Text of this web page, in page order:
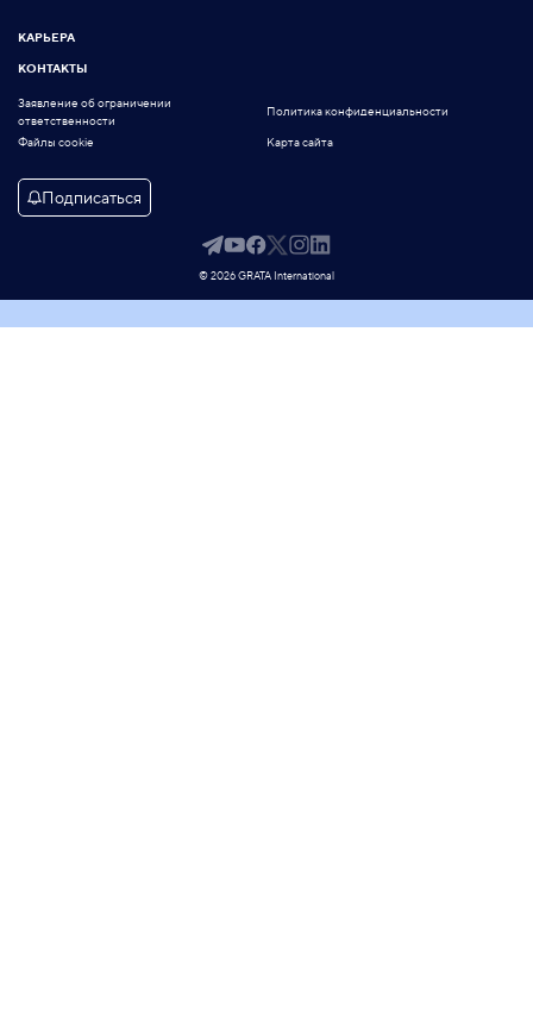
КАРЬЕРА
КОНТАКТЫ
Заявление об ограничении
ответственности
Политика конфиденциальности
Файлы cookie Карта сайта
Подписаться
© 2026 GRATA International